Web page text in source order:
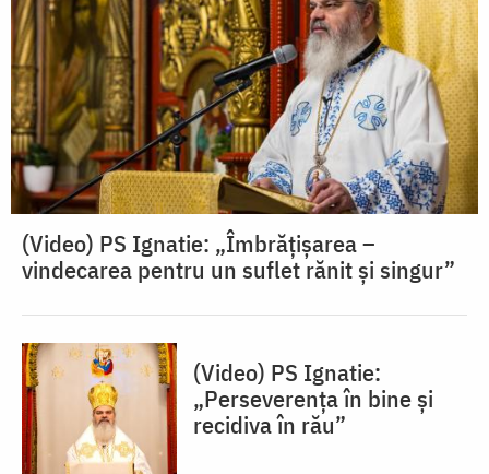
(Video) PS Ignatie: „Îmbrățișarea –
vindecarea pentru un suflet rănit și singur”
(Video) PS Ignatie:
„Perseverența în bine și
recidiva în rău”